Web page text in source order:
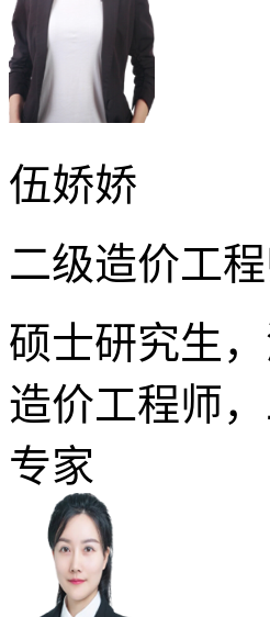
伍娇娇
二级造价工
硕士研究生
造价工程师
专家